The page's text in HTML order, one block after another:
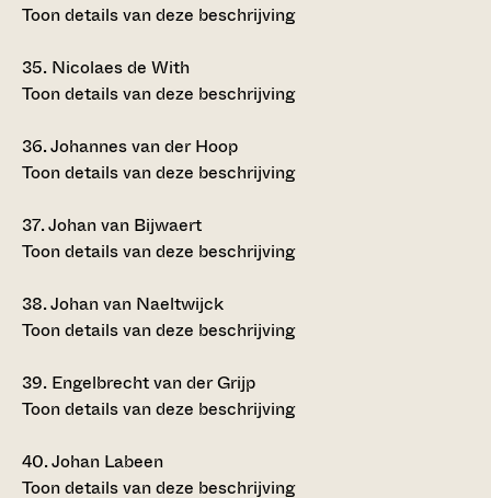
Toon details van deze beschrijving
35. Nicolaes de With
Toon details van deze beschrijving
36.Johannes van der Hoop
Toon details van deze beschrijving
37.Johan van Bijwaert
Toon details van deze beschrijving
38.Johan van Naeltwijck
Toon details van deze beschrijving
39. Engelbrecht van der Grijp
Toon details van deze beschrijving
40.Johan Labeen
Toon details van deze beschrijving